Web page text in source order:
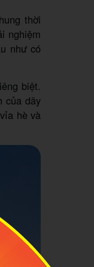
thời
nghiệm
như có
biệt.
của dãy
hè và